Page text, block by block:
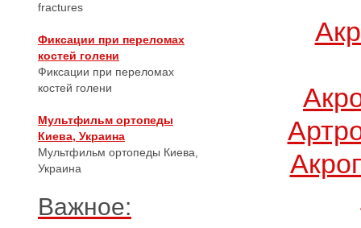
fractures
Фиксации при переломах
костей голени
Фиксации при переломах
костей голени
Мультфильм ортопеды
Киева, Украина
Мультфильм ортопеды Киева,
Украина
Важное: